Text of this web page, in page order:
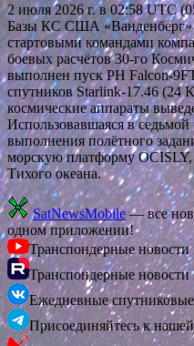
2 июля 2026 г. в 02:58 UTC
Базы КС США
стартовыми командами
боевых расчётов 30-го
выполнен пуск РН Falcon-
спутников Starlink-17.46
космические аппараты
Использовавшаяся в седьмой
выполнения полётного
морскую платформу
Тихого океана.
SatNewsMobile— все
одном приложении!
Транспондерные
Транспондерные
Ежедневные
Присоединяйтесь к